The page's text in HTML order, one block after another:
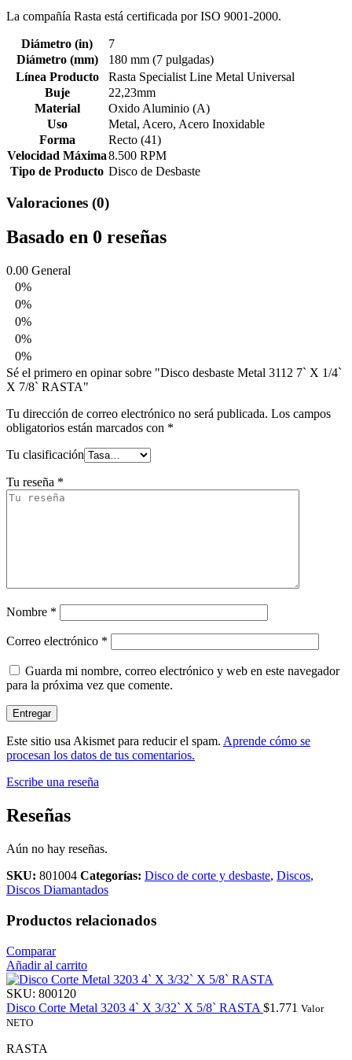
La compañía Rasta está certificada por ISO 9001-2000.
Diámetro (in)
7
Diámetro (mm)
180 mm (7 pulgadas)
Línea Producto
Rasta Specialist Line Metal Universal
Buje
22,23mm
Material
Oxido Aluminio (A)
Uso
Metal, Acero, Acero Inoxidable
Forma
Recto (41)
Velocidad Máxima8.500 RPM
Tipo de Producto Disco de Desbaste
Valoraciones (0)
Basado en 0 reseñas
0.00 General
0%
0%
0%
0%
0%
Sé el primero en opinar sobre "Disco desbaste Metal 3112 7` X 1/4`
X 7/8` RASTA"
Tu dirección de correo electrónico no será publicada. Los campos
obligatorios están marcados con *
Tu clasificación
Tu reseña *
Nombre *
Correo electrónico *
Guarda mi nombre, correo electrónico y web en este navegador
para la próxima vez que comente.
Este sitio usa Akismet para reducir el spam. Aprende cómo se
procesan los datos de tus comentarios.
Escribe una reseña
Reseñas
Aún no hay reseñas.
SKU: 801004 Categorías: Disco de corte y desbaste, Discos,
Discos Diamantados
Productos relacionados
Comparar
Añadir al carrito
SKU: 800120
Disco Corte Metal 3203 4` X 3/32` X 5/8` RASTA $1.771 Valor
NETO
RASTA